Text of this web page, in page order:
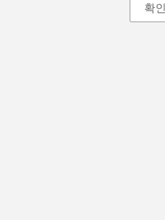
확인